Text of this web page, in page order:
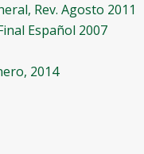
Rev. Agosto 2011
Español 2007
2014